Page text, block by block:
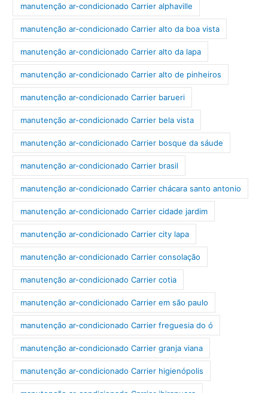
manutenção ar-condicionado Carrier alphaville
manutenção ar-condicionado Carrier alto da boa vista
manutenção ar-condicionado Carrier alto da lapa
manutenção ar-condicionado Carrier alto de pinheiros
manutenção ar-condicionado Carrier barueri
manutenção ar-condicionado Carrier bela vista
manutenção ar-condicionado Carrier bosque da sáude
manutenção ar-condicionado Carrier brasil
manutenção ar-condicionado Carrier chácara santo antonio
manutenção ar-condicionado Carrier cidade jardim
manutenção ar-condicionado Carrier city lapa
manutenção ar-condicionado Carrier consolação
manutenção ar-condicionado Carrier cotia
manutenção ar-condicionado Carrier em são paulo
manutenção ar-condicionado Carrier freguesia do ó
manutenção ar-condicionado Carrier granja viana
manutenção ar-condicionado Carrier higienópolis